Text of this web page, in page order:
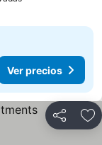
Ver precios
Compartir